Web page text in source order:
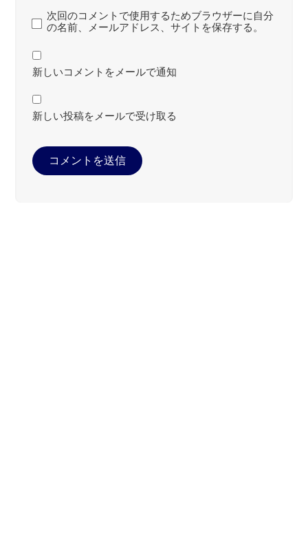
次回のコメントで使用するためブラウザーに自分
の名前、メールアドレス、サイトを保存する。
新しいコメントをメールで通知
新しい投稿をメールで受け取る